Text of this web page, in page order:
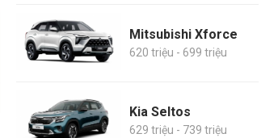
Mitsubishi Xforce
620 triệu - 699 triệu
Kia Seltos
629 triệu - 739 triệu